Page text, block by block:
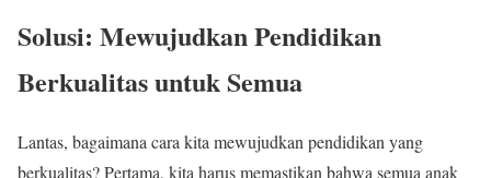
Solusi: Mewujudkan Pendidikan
Berkualitas untuk Semua
Lantas, bagaimana cara kita mewujudkan pendidikan yang
berkualitas? Pertama, kita harus memastikan bahwa semua anak